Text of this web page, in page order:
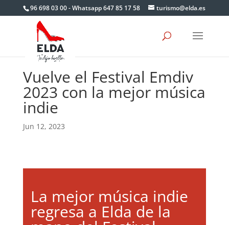
96 698 03 00 - Whatsapp 647 85 17 58 turismo@elda.es
Vuelve el Festival Emdiv
2023 con la mejor música
indie
Jun 12, 2023
La mejor música indie
regresa a Elda de la